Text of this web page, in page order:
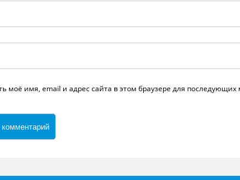
моё имя, email и адрес сайта в этом браузере для